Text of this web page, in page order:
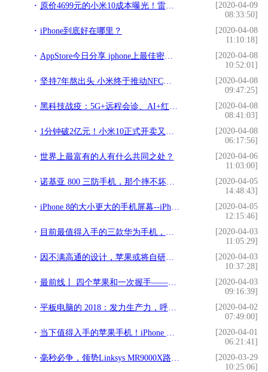
原价4699元的小米10成本曝光！雷军：就当交个朋友
[2020-04-09
08:33:50]
iPhone到底好在哪里？
[2020-04-08
11:10:18]
AppStore今日分享 iphone上最佳密室解谜游戏？The Room
[2020-04-08
10:52:01]
坚持7年熬出头 小米终于推动NFC普及：小米10已支持绑定14张卡
[2020-04-08
09:47:25]
黑科技战疫：5G+远程会诊、AI+红外测温
[2020-04-08
08:41:03]
1分钟破2亿元！小米10正式开卖又售罄，雷军惯例被质疑“耍猴”
[2020-04-08
06:17:56]
世界上最富有的人有什么共同之处？
[2020-04-06
11:03:00]
诺基亚 800 三防手机，那个摔不坏的它又回来了
[2020-04-05
14:48:43]
iPhone 8的大小更大的手机屏幕--iPhone 9来了
[2020-04-05
12:15:46]
目前最值得入手的三款华为手机，看看你在用哪款
[2020-04-03
11:05:29]
因不满高通的设计，苹果或将自研天线，iPhone 12的信号有救了？
[2020-04-03
10:37:28]
最前线丨 四个苹果和一次握手——谢谢你！来自辽宁的医护
[2020-04-03
09:16:39]
平板电脑的 2018：发力生产力，呼唤新形态
[2020-04-02
07:49:00]
当下值得入手的苹果手机！iPhone XS能排第一
[2020-04-01
06:21:41]
毫秒必争，领势Linksys MR9000X路由器为电竞而生
[2020-03-29
10:25:06]